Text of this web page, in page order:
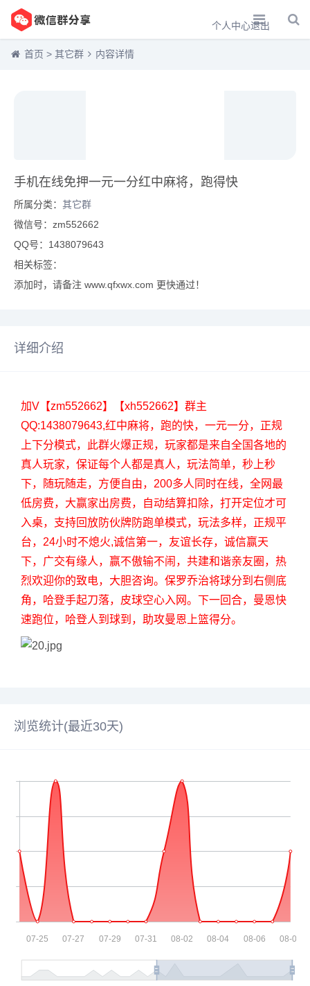
个人中心退出
首页 > 其它群 内容详情
手机在线免押一元一分红中麻将，跑得快
所属分类： 其它群
微信号：zm552662
QQ号：1438079643
相关标签：
添加时，请备注 www.qfxwx.com 更快通过！
详细介绍
加V【zm552662】【xh552662】群主
QQ:1438079643,红中麻将，跑的快，一元一分，正规
上下分模式，此群火爆正规，玩家都是来自全国各地的
真人玩家，保证每个人都是真人，玩法简单，秒上秒
下，随玩随走，方便自由，200多人同时在线，全网最
低房费，大赢家出房费，自动结算扣除，打开定位才可
入桌，支持回放防伙牌防跑单模式，玩法多样，正规平
台，24小时不熄火,诚信第一，友谊长存，诚信赢天
下，广交有缘人，赢不傲输不闹，共建和谐亲友圈，热
烈欢迎你的致电，大胆咨询。保罗乔治将球分到右侧底
角，哈登手起刀落，皮球空心入网。下一回合，曼恩快
速跑位，哈登人到球到，助攻曼恩上篮得分。
浏览统计(最近30天)